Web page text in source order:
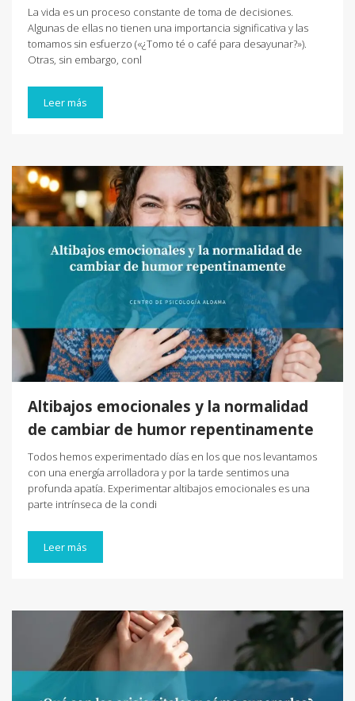
La vida es un proceso constante de toma de decisiones.
Algunas de ellas no tienen una importancia significativa y las
tomamos sin esfuerzo («¿Tomo té o café para desayunar?»).
Otras, sin embargo, conl
Leer más
Altibajos emocionales y la normalidad
de cambiar de humor repentinamente
Todos hemos experimentado días en los que nos levantamos
con una energía arrolladora y por la tarde sentimos una
profunda apatía. Experimentar altibajos emocionales es una
parte intrínseca de la condi
Leer más